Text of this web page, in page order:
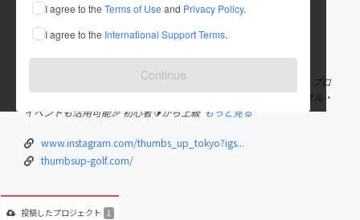
I agree to the Terms of Use and Privacy Policy.
I agree to the International Support Terms.
Continue
これまでに9回支援して1件のプロジェクトを投稿しています
在住国：日本 現在地：神奈川県
出身国：日本 出身地：兵庫県
相模原市の新感覚ゴルフコミュニティスペース⛳️ 大型室内練習場・プロ
レッスン・ボディケアでゴルフライフをサポート🎯 スペースレンタル・
イベントも活用可能🎉 初心者🔰から上級 もっと見る
www.instagram.com/thumbs_up_tokyo?igs...
thumbsup-golf.com/
投稿したプロジェクト 1